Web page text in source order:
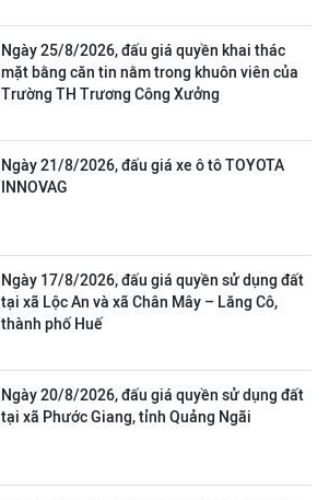
Ngày 25/8/2026, đấu giá quyền khai thác
mặt bằng căn tin nằm trong khuôn viên của
Trường TH Trương Công Xưởng
Ngày 21/8/2026, đấu giá xe ô tô TOYOTA
INNOVAG
Ngày 17/8/2026, đấu giá quyền sử dụng đất
tại xã Lộc An và xã Chân Mây – Lăng Cô,
thành phố Huế
Ngày 20/8/2026, đấu giá quyền sử dụng đất
tại xã Phước Giang, tỉnh Quảng Ngãi